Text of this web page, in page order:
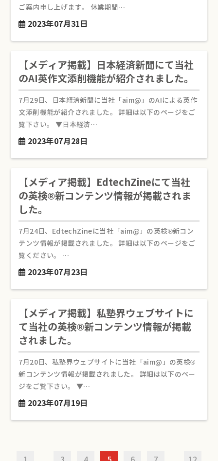
ご案内申し上げます。 休業期間…
2023年07月31日
【メディア掲載】日本経済新聞にて当社
のAI英作文添削機能が紹介されました。
7月29日、日本経済新聞に当社「aim@」のAIによる英作
文添削機能が紹介されました。 詳細は以下のページをご
覧下さい。 ▼日本経済…
2023年07月28日
【メディア掲載】EdtechZineにて当社
の英検®︎新コンテンツ情報が掲載されま
した。
7月24日、EdtechZineに当社「aim@」の英検®︎新コン
テンツ情報が掲載されました。 詳細は以下のページをご
覧ください。 …
2023年07月23日
【メディア掲載】私塾界ウェブサイトに
て当社の英検®︎新コンテンツ情報が掲載
されました。
7月20日、私塾界ウェブサイトに当社「aim@」の英検®︎
新コンテンツ情報が掲載されました。 詳細は以下のペー
ジをご覧下さい。 ▼…
2023年07月19日